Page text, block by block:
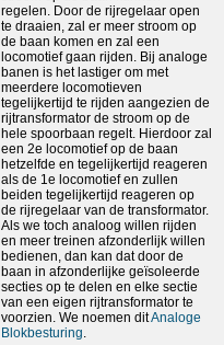
regelen. Door de rijregelaar open
te draaien, zal er meer stroom op
de baan komen en zal een
locomotief gaan rijden. Bij analoge
banen is het lastiger om met
meerdere locomotieven
tegelijkertijd te rijden aangezien de
rijtransformator de stroom op de
hele spoorbaan regelt. Hierdoor zal
een 2e locomotief op de baan
hetzelfde en tegelijkertijd reageren
als de 1e locomotief en zullen
beiden tegelijkertijd reageren op
de rijregelaar van de transformator.
Als we toch analoog willen rijden
en meer treinen afzonderlijk willen
bedienen, dan kan dat door de
baan in afzonderlijke geïsoleerde
secties op te delen en elke sectie
van een eigen rijtransformator te
voorzien. We noemen ditAnaloge
Blokbesturing